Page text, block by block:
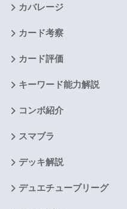
カバレージ
カード考察
カード評価
キーワード能力解説
コンボ紹介
スマブラ
デッキ解説
デュエチューブリーグ